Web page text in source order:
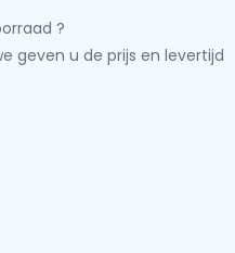
?
geven u de prijs en levertijd